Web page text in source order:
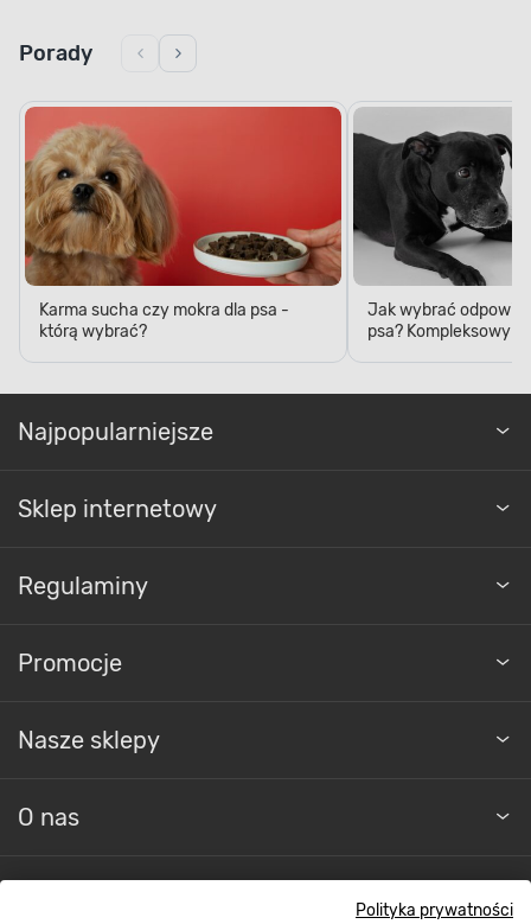
Polityka prywatności
Porady
Karma sucha czy mokra dla psa -
którą wybrać?
Jak wybrać
psa? Kompleksowy
Najpopularniejsze
Sklep internetowy
Regulaminy
Promocje
Nasze sklepy
O nas